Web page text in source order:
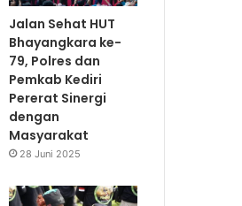
Jalan Sehat HUT
Bhayangkara ke-
79, Polres dan
Pemkab Kediri
Pererat Sinergi
dengan
Masyarakat
28 Juni 2025